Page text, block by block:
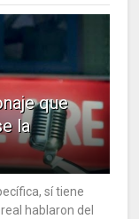
que
la
sí tiene
hablaron del